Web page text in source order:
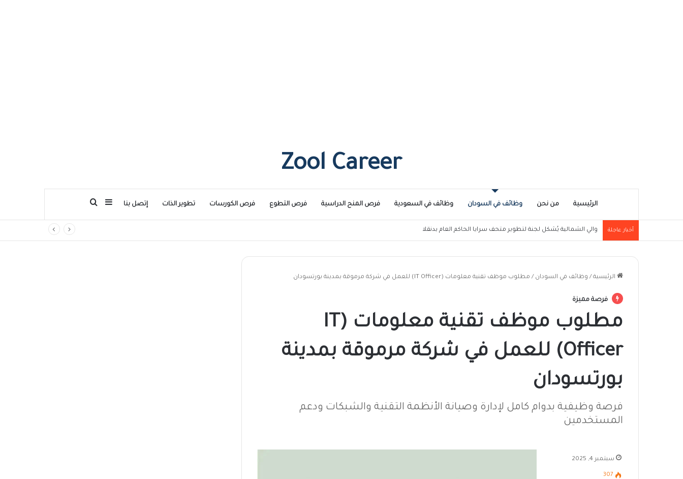
Zool Career
الرئيسية من نحن وظائف في السودان وظائف في السعودية فرص المنح الدراسية فرص التطوع فرص الكورسات تطوير الذات إتصل بنا إضافة عمود جانبي
بحث عن
أخبار عاجلة والي الشمالية يُشكل لجنة لتطوير متحف سرايا الحاكم العام بدنقلا
الرئيسية / وظائف في السودان / مطلوب موظف تقنية معلومات (IT Officer) للعمل في شركة مرموقة بمدينة بورتسودان
فرصة مميزة
مطلوب موظف تقنية معلومات (IT
Officer) للعمل في شركة مرموقة بمدينة
بورتسودان
فرصة وظيفية بدوام كامل لإدارة وصيانة الأنظمة التقنية والشبكات ودعم
المستخدمين
سبتمبر 4, 2025
307